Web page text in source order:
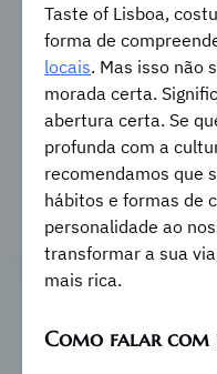
Taste of Lisboa,
forma de
locais. Mas isso não
morada certa.
abertura certa. Se
profunda com a
recomendamos que
hábitos e formas de
personalidade ao
transformar a sua
mais rica.
Como falar com